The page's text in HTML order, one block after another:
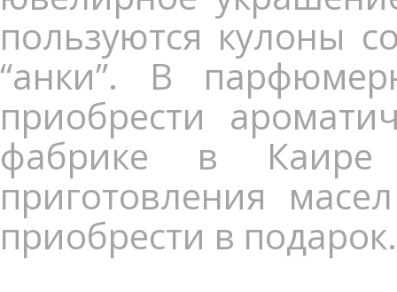
пользуются кулоны
“анки”. В
приобрести
фабрике в Каире
приготовления
приобрести в подарок.